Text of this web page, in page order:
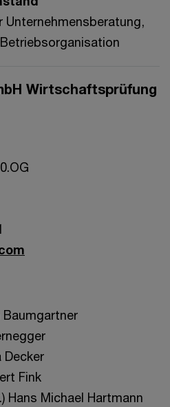
Unternehmensberatung,
Wirtschaftsprüfung
Baumgartner
Decker
Fink
Hans Michael Hartmann